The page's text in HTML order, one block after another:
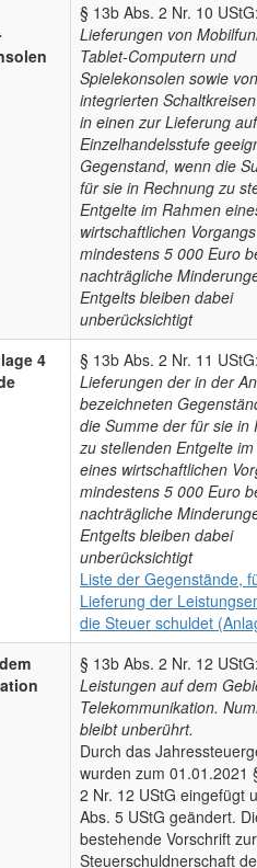
§ 13b Abs. 2 Nr. 10
Lieferungen von
Tablet-Computern und
Spielekonsolen sowie von
integrierten
in einen zur Lieferung
Einzelhandelsstufe
Gegenstand, wenn die
für sie in Rechnung zu
Entgelte im Rahmen
wirtschaftlichen Vorgangs
mindestens 5 000 Euro
nachträgliche
Entgelts bleiben dabei
unberücksichtigt
4
§ 13b Abs. 2 Nr. 11
Lieferungen der in der
bezeichneten
die Summe der für sie in
zu stellenden Entgelte
eines wirtschaftlichen
mindestens 5 000 Euro
nachträgliche
Entgelts bleiben dabei
unberücksichtigt
Liste der Gegenstände,
Lieferung der
die Steuer schuldet
§ 13b Abs. 2 Nr. 12
Leistungen auf dem
Telekommunikation.
bleibt unberührt.
Durch das
wurden zum 01.01.2021
2 Nr. 12 UStG eingefügt
Abs. 5 UStG geändert.
bestehende Vorschrift zur
Steuerschuldnerschaft